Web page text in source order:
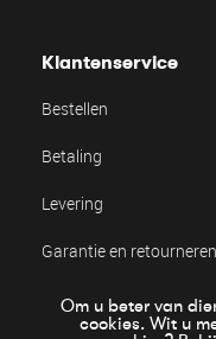
Om u beter van
cookies. Wit u
Klantenservice
Bestellen
Betaling
Levering
Garantie en retourneren
Algemene voorwaarden